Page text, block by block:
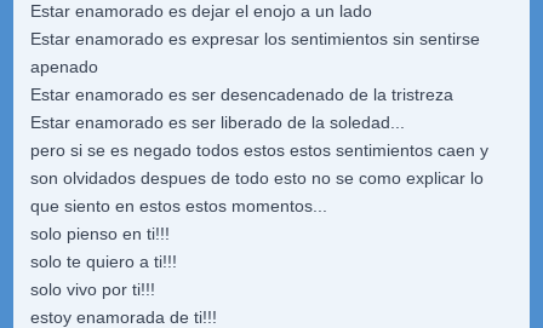
Estar enamorado es dejar el enojo a un lado
Estar enamorado es expresar los sentimientos sin sentirse
apenado
Estar enamorado es ser desencadenado de la tristreza
Estar enamorado es ser liberado de la soledad...
pero si se es negado todos estos estos sentimientos caen y
son olvidados despues de todo esto no se como explicar lo
que siento en estos estos momentos...
solo pienso en ti!!!
solo te quiero a ti!!!
solo vivo por ti!!!
estoy enamorada de ti!!!